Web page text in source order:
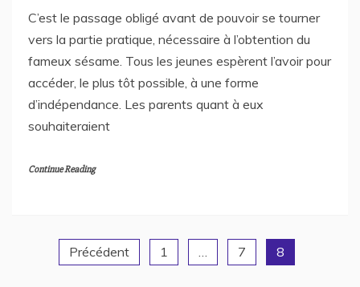
C’est le passage obligé avant de pouvoir se tourner
vers la partie pratique, nécessaire à l’obtention du
fameux sésame. Tous les jeunes espèrent l’avoir pour
accéder, le plus tôt possible, à une forme
d’indépendance. Les parents quant à eux
souhaiteraient
Continue Reading
Navigation
Précédent 1 … 7 8